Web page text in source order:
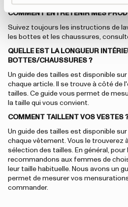
COMMENT ENTRETENIR MES
Suivez toujours les instructions de
les bottes et les chaussures,
QUELLE EST LA LONGUEUR
BOTTES/CHAUSSURES ?
Un guide des tailles est disponible
chaque article. Il se trouve à côté de
tailles. Ce guide vous permet de
la taille qui vous convient.
COMMENT TAILLENT VOS VESTES
Un guide des tailles est disponible
chaque vêtement. Vous le trouverez
sélection des tailles. En général,
recommandons aux femmes de
leur taille habituelle. Nous avons un
permet de mesurer vos
commander.